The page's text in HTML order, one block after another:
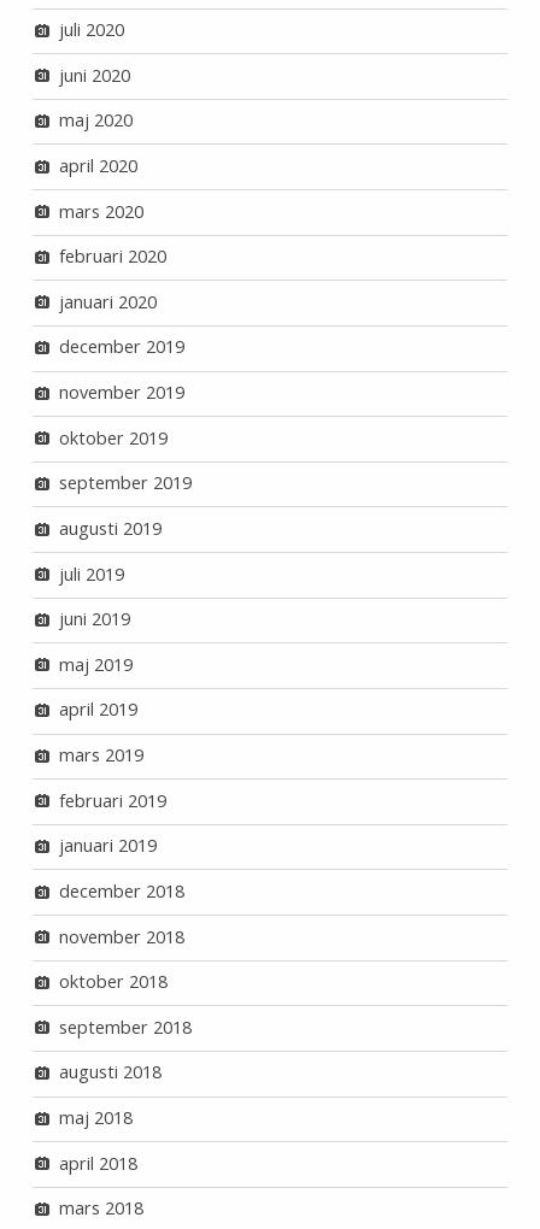
juli 2020
juni 2020
maj 2020
april 2020
mars 2020
februari 2020
januari 2020
december 2019
november 2019
oktober 2019
september 2019
augusti 2019
juli 2019
juni 2019
maj 2019
april 2019
mars 2019
februari 2019
januari 2019
december 2018
november 2018
oktober 2018
september 2018
augusti 2018
maj 2018
april 2018
mars 2018